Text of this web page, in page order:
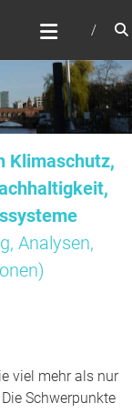
Klimaschutz,
Analysen,
viel mehr als nur
Schwerpunkte